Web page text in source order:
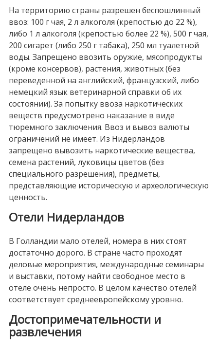
На территорию страны разрешен беспошлинный
ввоз: 100 г чая, 2 л алкоголя (крепостью до 22 %),
либо 1 л алкоголя (крепостью более 22 %), 500 г чая,
200 сигарет (либо 250 г табака), 250 мл туалетной
воды. Запрещено ввозить оружие, мясопродукты
(кроме консервов), растения, животных (без
переведенной на английский, французский, либо
немецкий язык ветеринарной справки об их
состоянии). За попытку ввоза наркотических
веществ предусмотрено наказание в виде
тюремного заключения. Ввоз и вывоз валюты
ограничений не имеет. Из Нидерландов
запрещено вывозить наркотические вещества,
семена растений, луковицы цветов (без
специального разрешения), предметы,
представляющие историческую и археологическую
ценность.
Отели Нидерландов
В Голландии мало отелей, номера в них стоят
достаточно дорого. В стране часто проходят
деловые мероприятия, международные семинары
и выставки, потому найти свободное место в
отеле очень непросто. В целом качество отелей
соответствует среднеевропейскому уровню.
Достопримечательности и
развлечения